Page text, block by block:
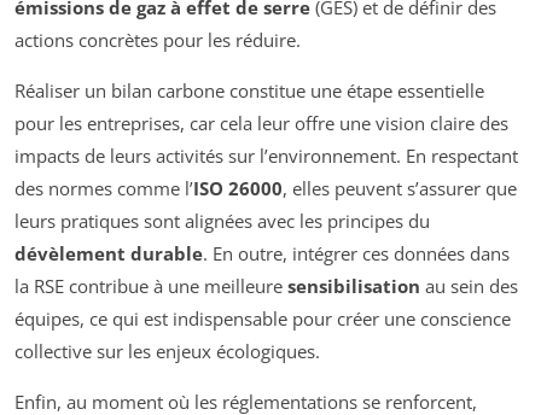
émissions de gaz à effet de serre (GES) et de définir des
actions concrètes pour les réduire.
Réaliser un bilan carbone constitue une étape essentielle
pour les entreprises, car cela leur offre une vision claire des
impacts de leurs activités sur l’environnement. En respectant
des normes comme l’ISO 26000, elles peuvent s’assurer que
leurs pratiques sont alignées avec les principes du
dévèlement durable. En outre, intégrer ces données dans
la RSE contribue à une meilleure sensibilisation au sein des
équipes, ce qui est indispensable pour créer une conscience
collective sur les enjeux écologiques.
Enfin, au moment où les réglementations se renforcent,